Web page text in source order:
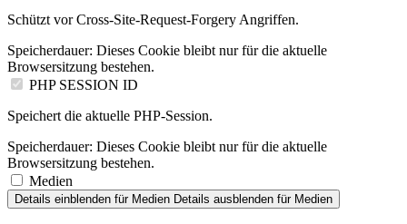
Schützt vor Cross-Site-Request-Forgery Angriffen.
Speicherdauer: Dieses Cookie bleibt nur für die aktuelle
Browsersitzung bestehen.
PHP SESSION ID
Speichert die aktuelle PHP-Session.
Speicherdauer: Dieses Cookie bleibt nur für die aktuelle
Browsersitzung bestehen.
Medien
Details einblenden für Medien Details ausblenden für Medien